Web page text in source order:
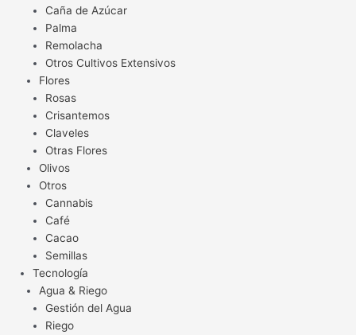
Caña de Azúcar
Palma
Remolacha
Otros Cultivos Extensivos
Flores
Rosas
Crisantemos
Claveles
Otras Flores
Olivos
Otros
Cannabis
Café
Cacao
Semillas
Tecnología
Agua & Riego
Gestión del Agua
Riego